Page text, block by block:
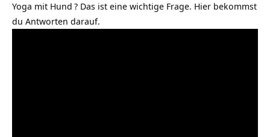
Yoga mit Hund ? Das ist eine wichtige Frage. Hier bekommst
du Antworten darauf.